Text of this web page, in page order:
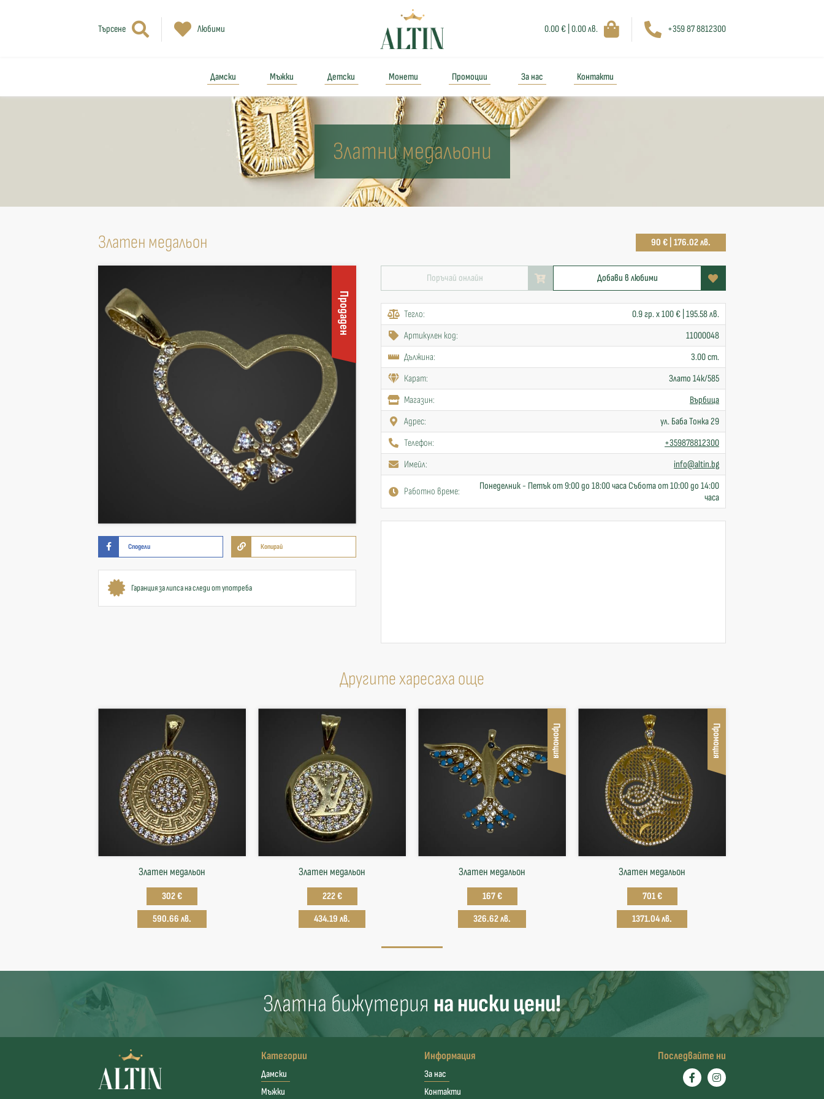
Търсене Любими 0.00 € | 0.00 лв. +359 87 8812300
Дамски Мъжки Детски Монети Промоции За нас Контакти
Златни медальони
Златен медальон 90 € | 176.02 лв.
Продаден
Сподели Копирай
Гаранция за липса на следи от употреба
Поръчай онлайн Добави в любими
Тегло:
0.9 гр. x 100 € | 195.58 лв.
Артикулен код:
11000048
Дължина:
3.00 cm.
Карат:
Злато 14к/585
Mагазин:
Върбица
Адрес:
ул. Баба Тонка 29
Телефон:
+359878812300
Имейл:
info@altin.bg
Работно време:
Понеделник - Петък от 9:00 до 18:00 часа Събота от 10:00 до 14:00
часа
Другите харесаха още
Златен медальон
302 €
590.66 лв.
Златен медальон
222 €
434.19 лв.
Промоция
Златен медальон
167 €
326.62 лв.
Промоция
Златен медальон
701 €
1371.04 лв.
Златна бижутерия на ниски цени!
Категории
Дамски
Мъжки
Информация
За нас
Контакти
Последвайте ни